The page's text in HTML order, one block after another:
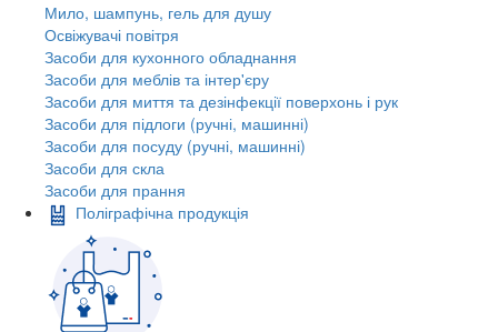
Мило, шампунь, гель для душу
Освіжувачі повітря
Засоби для кухонного обладнання
Засоби для меблів та інтер'єру
Засоби для миття та дезінфекції поверхонь і рук
Засоби для підлоги (ручні, машинні)
Засоби для посуду (ручні, машинні)
Засоби для скла
Засоби для прання
Поліграфічна продукція